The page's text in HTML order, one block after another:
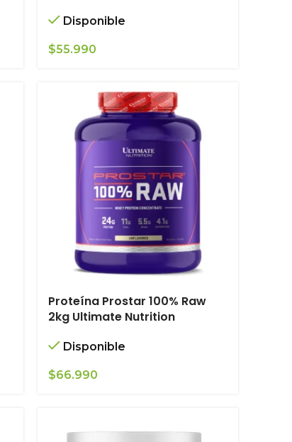
Disponible
$55.990
Proteína Prostar 100% Raw
2kg Ultimate Nutrition
Disponible
$66.990